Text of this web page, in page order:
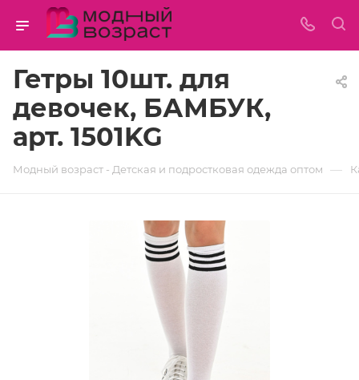
Гетры 10шт. для
девочек, БАМБУК,
арт. 1501KG
Модный возраст - Детская и подростковая одежда оптом —